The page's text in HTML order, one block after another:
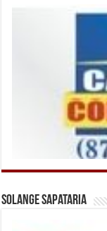
Solange Sapataria